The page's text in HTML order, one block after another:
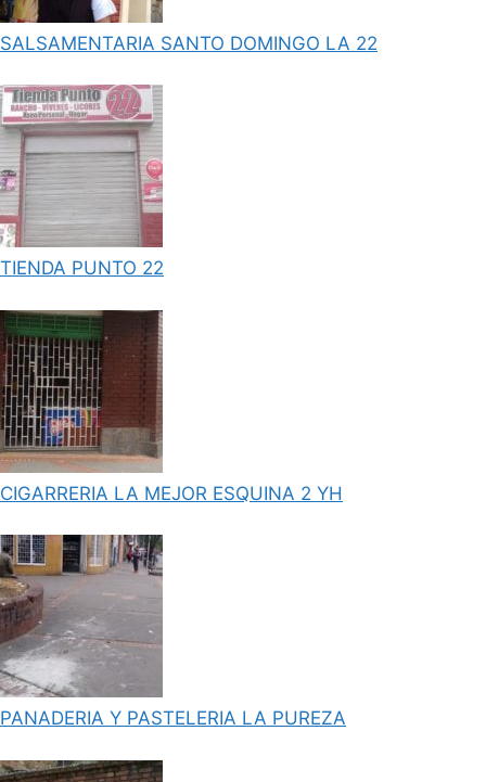
SALSAMENTARIA SANTO DOMINGO LA 22
TIENDA PUNTO 22
CIGARRERIA LA MEJOR ESQUINA 2 YH
PANADERIA Y PASTELERIA LA PUREZA